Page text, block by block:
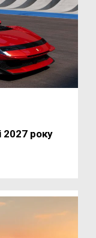
2027 року